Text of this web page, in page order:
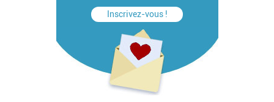
Inscrivez-vous !